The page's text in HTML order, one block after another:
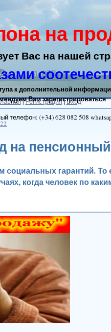
на
Вас на нашей
к дополнительной
Вам зарегистрироваться
телефон: (+34) 628 082 508
|Регистрация|Вход
22
на
социальных гарантий. То
когда человек по